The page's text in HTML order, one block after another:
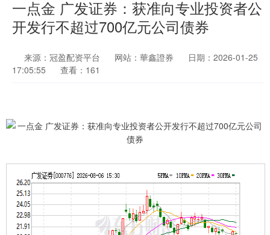
一点金 广发证券：获准向专业投资者公
开发行不超过700亿元公司债券
来源：冠盈配资平台 网站：華鑫證券
日期：2026-01-25
17:05:55
查看：161